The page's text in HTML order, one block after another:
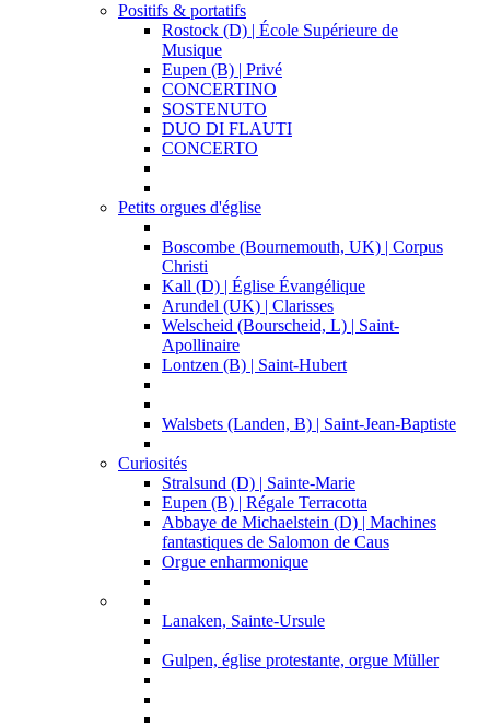
Positifs & portatifs
Rostock (D) | École Supérieure de
Musique
Eupen (B) | Privé
CONCERTINO
SOSTENUTO
DUO DI FLAUTI
CONCERTO
Petits orgues d'église
Boscombe (Bournemouth, UK) | Corpus
Christi
Kall (D) | Église Évangélique
Arundel (UK) | Clarisses
Welscheid (Bourscheid, L) | Saint-
Apollinaire
Lontzen (B) | Saint-Hubert
Walsbets (Landen, B) | Saint-Jean-Baptiste
Curiosités
Stralsund (D) | Sainte-Marie
Eupen (B) | Régale Terracotta
Abbaye de Michaelstein (D) | Machines
fantastiques de Salomon de Caus
Orgue enharmonique
Lanaken, Sainte-Ursule
Gulpen, église protestante, orgue Müller